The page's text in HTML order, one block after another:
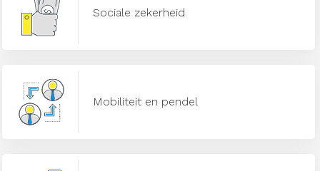
Sociale zekerheid
Mobiliteit en pendel